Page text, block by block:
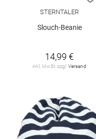
STERNTALER
Slouch-Beanie
14,99 €
inkl. MwSt. zzgl. Versand